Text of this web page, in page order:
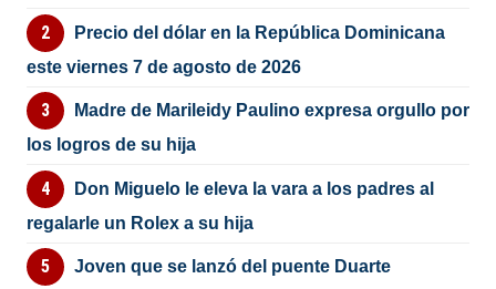
Precio del dólar en la República Dominicana
este viernes 7 de agosto de 2026
Madre de Marileidy Paulino expresa orgullo por
los logros de su hija
Don Miguelo le eleva la vara a los padres al
regalarle un Rolex a su hija
Joven que se lanzó del puente Duarte